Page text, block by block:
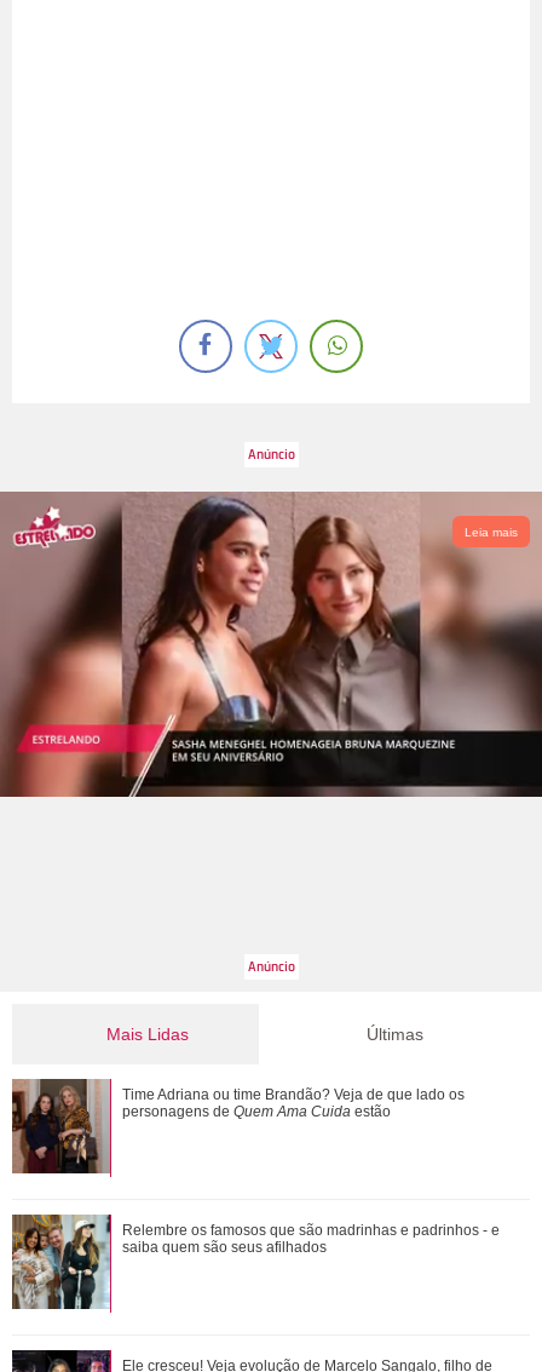
Leia mais
Mais Lidas
Juliette Freire fala sobre prova de vestido perto da data do
casamento: Foi lindo
Além de Giovanna Ewbank... Relembre os amores de Bruno
Gagliasso
Agrado e Eduarda são prejudicadas pela proximidade com
Últimas
Time Adriana ou time Brandão? Veja de que lado os
personagens de Quem Ama Cuida estão
Relembre os famosos que são madrinhas e padrinhos - e
saiba quem são seus afilhados
Ele cresceu! Veja evolução de Marcelo Sangalo, filho de